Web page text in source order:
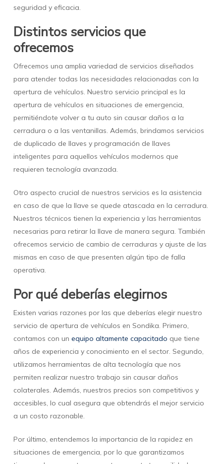
seguridad y eficacia.
Distintos servicios que
ofrecemos
Ofrecemos una amplia variedad de servicios diseñados
para atender todas las necesidades relacionadas con la
apertura de vehículos. Nuestro servicio principal es la
apertura de vehículos en situaciones de emergencia,
permitiéndote volver a tu auto sin causar daños a la
cerradura o a las ventanillas. Además, brindamos servicios
de duplicado de llaves y programación de llaves
inteligentes para aquellos vehículos modernos que
requieren tecnología avanzada.
Otro aspecto crucial de nuestros servicios es la asistencia
en caso de que la llave se quede atascada en la cerradura.
Nuestros técnicos tienen la experiencia y las herramientas
necesarias para retirar la llave de manera segura. También
ofrecemos servicio de cambio de cerraduras y ajuste de las
mismas en caso de que presenten algún tipo de falla
operativa.
Por qué deberías elegirnos
Existen varias razones por las que deberías elegir nuestro
servicio de apertura de vehículos en Sondika. Primero,
contamos con un equipo altamente capacitado que tiene
años de experiencia y conocimiento en el sector. Segundo,
utilizamos herramientas de alta tecnología que nos
permiten realizar nuestro trabajo sin causar daños
colaterales. Además, nuestros precios son competitivos y
accesibles, lo cual asegura que obtendrás el mejor servicio
a un costo razonable.
Por último, entendemos la importancia de la rapidez en
situaciones de emergencia, por lo que garantizamos